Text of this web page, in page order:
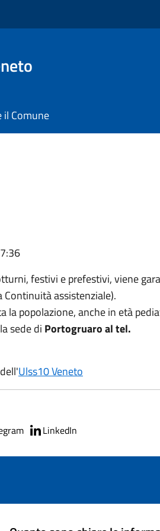
il Comune
festivi e prefestivi, viene
assistenziale).
la popolazione, anche in età
sede di Portogruaro al tel.
Ulss10 Veneto
LinkedIn